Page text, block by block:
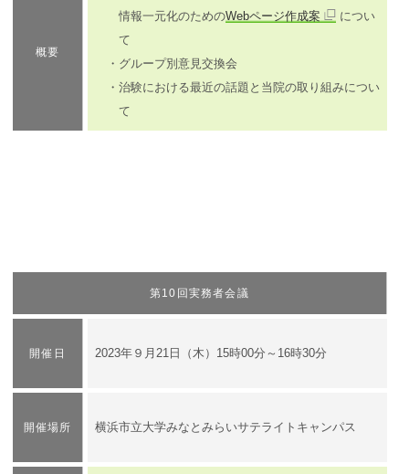
概要
情報一元化のためのWebページ作成案
につい
て
・グループ別意見交換会
・治験における最近の話題と当院の取り組みについ
て
第10回実務者会議
開催日 2023年９月21日（木）15時00分～16時30分
開催場所 横浜市立大学みなとみらいサテライトキャンパス